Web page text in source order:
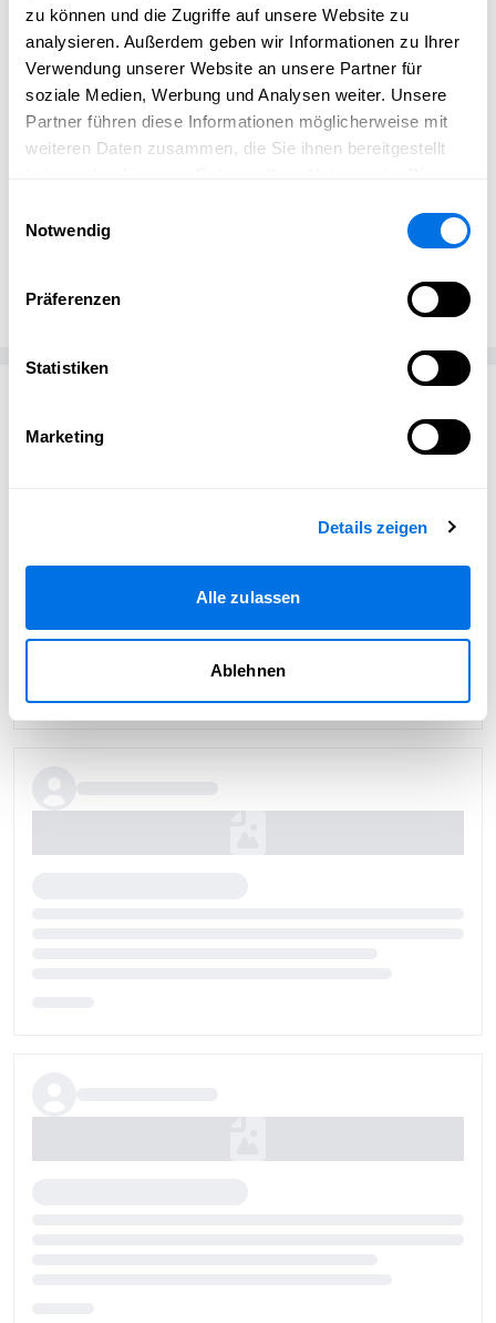
zu können und die Zugriffe auf unsere Website zu
analysieren. Außerdem geben wir Informationen zu Ihrer
Verwendung unserer Website an unsere Partner für
soziale Medien, Werbung und Analysen weiter. Unsere
Partner führen diese Informationen möglicherweise mit
weiteren Daten zusammen, die Sie ihnen bereitgestellt
Notwendig
Präferenzen
Statistiken
Marketing
Details zeigen
Alle zulassen
Ablehnen
Und das Beste: Die App wird dir sofort freigeschaltet – du
kannst gleich starten. 🌿
Ich freu mich für Dich,
Grüße Katja